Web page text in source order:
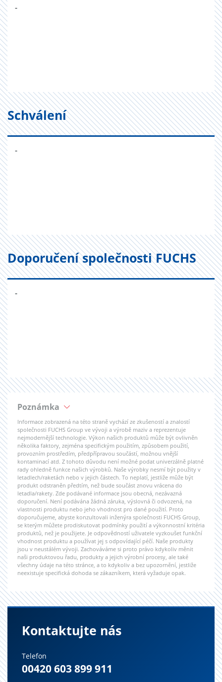
-
Schválení
-
Doporučení společnosti FUCHS
-
Poznámka
Informace zobrazená na této straně vychází ze zkušeností a znalostí
společnosti FUCHS Group ve vývoji a výrobě maziv a reprezentuje
nejmodernější technologie. Výkon našich produktů může být ovlivněn
několika faktory, zejména specifickým použitím, způsobem použití,
provozním prostředím, předpřípravou součástí, možnou vnější
kontaminací atd. Z tohoto důvodu není možné podat univerzálně platné
rady ohledně funkce našich výrobků. Naše výrobky nesmí být použity v
letadlech/raketách nebo v jejich částech. To neplatí, jestliže může být
produkt odstraněn předtím, než bude součást znovu vrácena do
letadla/rakety. Zde podávané informace jsou obecná, nezávazná
doporučení. Není podávána žádná záruka, výslovná či odvozená, na
vlastnosti produktu nebo jeho vhodnost pro dané použití. Proto
doporučujeme, abyste konzultovali inženýra společnosti FUCHS Group,
se kterým můžete prodiskutovat podmínky použití a výkonnostní kritéria
produktů, než je použijete. Je odpovědností uživatele vyzkoušet funkční
vhodnost produktu a používat jej s odpovídající péčí. Naše produkty
jsou v neustálém vývoji. Zachováváme si proto právo kdykoliv měnit
naši produktovou řadu, produkty a jejich výrobní procesy, ale také
všechny údaje na této stránce, a to kdykoliv a bez upozornění, jestliže
neexistuje specifická dohoda se zákazníkem, která vyžaduje opak.
Kontaktujte nás
Telefon
00420 603 899 911